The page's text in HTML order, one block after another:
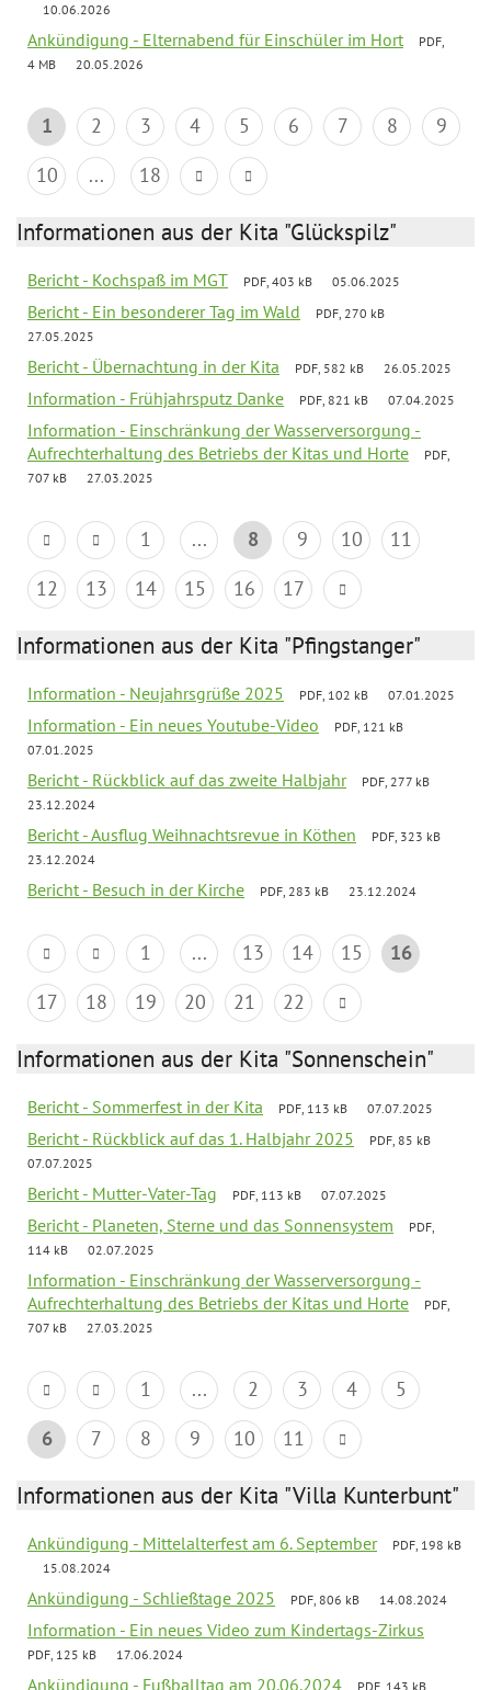
10.06.2026
Ankündigung - Elternabend für Einschüler im Hort
PDF,
4 MB
20.05.2026
1 2 3 4 5 6 7 8
9
10
... 18
Informationen aus der Kita "Glückspilz"
Bericht - Kochspaß im MGT PDF, 403 kB 05.06.2025
Bericht - Ein besonderer Tag im Wald
PDF, 270 kB
27.05.2025
Bericht - Übernachtung in der Kita PDF, 582 kB 26.05.2025
Information - Frühjahrsputz Danke PDF, 821 kB 07.04.2025
Information - Einschränkung der Wasserversorgung -
Aufrechterhaltung des Betriebs der Kitas und Horte
PDF,
707 kB
27.03.2025
1 ... 8 9 10
11
12
13 14 15 16 17
Informationen aus der Kita "Pfingstanger"
Information - Neujahrsgrüße 2025 PDF, 102 kB 07.01.2025
Information - Ein neues Youtube-Video
PDF, 121 kB
07.01.2025
Bericht - Rückblick auf das zweite Halbjahr
PDF, 277 kB
23.12.2024
Bericht - Ausflug Weihnachtsrevue in Köthen
PDF, 323 kB
23.12.2024
Bericht - Besuch in der Kirche PDF, 283 kB 23.12.2024
1 ... 13 14 15
16
17
18 19 20 21 22
Informationen aus der Kita "Sonnenschein"
Bericht - Sommerfest in der Kita PDF, 113 kB 07.07.2025
Bericht - Rückblick auf das 1. Halbjahr 2025
PDF, 85 kB
07.07.2025
Bericht - Mutter-Vater-Tag PDF, 113 kB 07.07.2025
Bericht - Planeten, Sterne und das Sonnensystem
PDF,
114 kB
02.07.2025
Information - Einschränkung der Wasserversorgung -
Aufrechterhaltung des Betriebs der Kitas und Horte
PDF,
707 kB
27.03.2025
1 ... 2 3 4
5
6
7 8 9 10 11
Informationen aus der Kita "Villa Kunterbunt"
Ankündigung - Mittelalterfest am 6. September
PDF, 198 kB
15.08.2024
Ankündigung - Schließtage 2025 PDF, 806 kB 14.08.2024
Information - Ein neues Video zum Kindertags-Zirkus
PDF, 125 kB 17.06.2024
Ankündigung - Fußballtag am 20.06.2024 PDF, 143 kB